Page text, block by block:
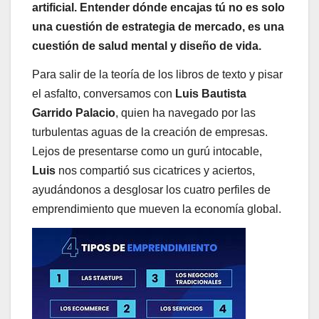
artificial. Entender dónde encajas tú no es solo
una cuestión de estrategia de mercado, es una
cuestión de salud mental y diseño de vida.
Para salir de la teoría de los libros de texto y pisar
el asfalto, conversamos con Luis Bautista
Garrido Palacio, quien ha navegado por las
turbulentas aguas de la creación de empresas.
Lejos de presentarse como un gurú intocable,
Luis nos compartió sus cicatrices y aciertos,
ayudándonos a desglosar los cuatro perfiles de
emprendimiento que mueven la economía global.